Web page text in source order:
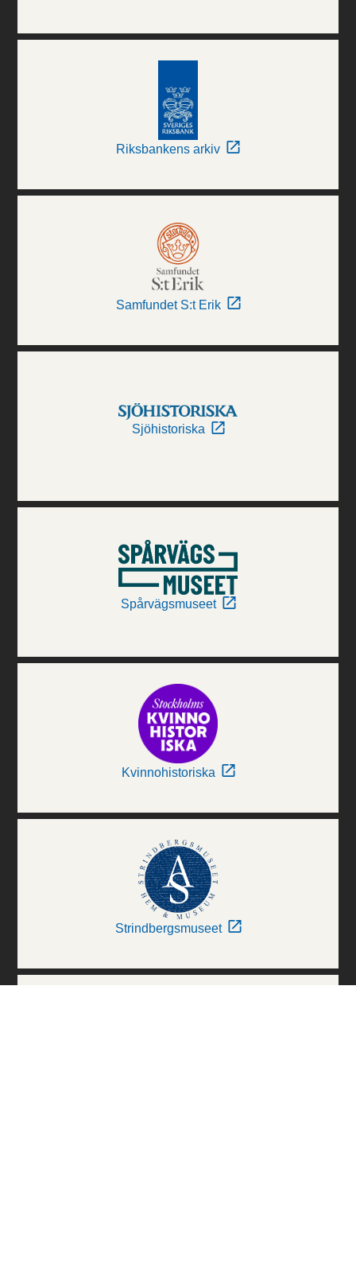
Riksbankens arkiv
Samfundet S:t Erik
Sjöhistoriska
Spårvägsmuseet
Kvinnohistoriska
Strindbergsmuseet